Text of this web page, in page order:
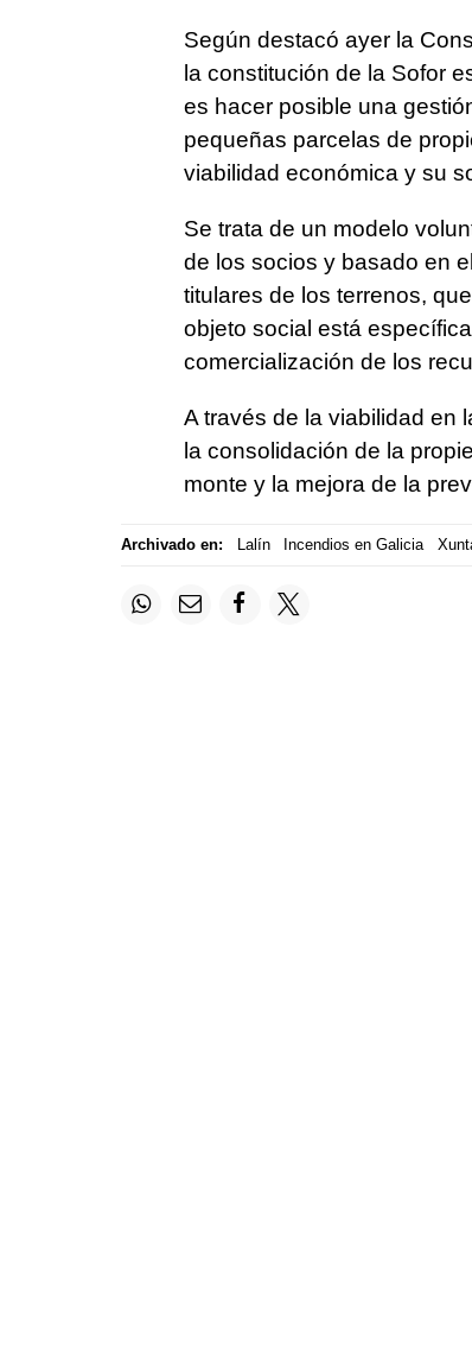
Según destacó ayer la
la constitución de la Sofor
es hacer posible una
pequeñas parcelas de
viabilidad económica y su
Se trata de un modelo
de los socios y basado en
titulares de los terrenos,
objeto social está
comercialización de los
A través de la viabilidad en
la consolidación de la
monte y la mejora de la
Archivado en: Lalín Incendios en Galicia